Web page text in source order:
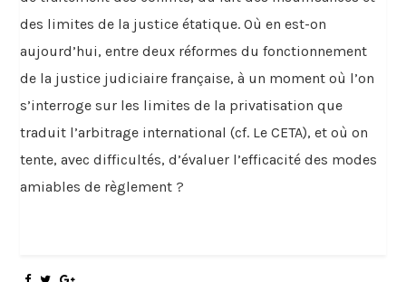
des limites de la justice étatique. Où en est-on
aujourd’hui, entre deux réformes du fonctionnement
de la justice judiciaire française, à un moment où l’on
s’interroge sur les limites de la privatisation que
traduit l’arbitrage international (cf. Le CETA), et où on
tente, avec difficultés, d’évaluer l’efficacité des modes
amiables de règlement ?